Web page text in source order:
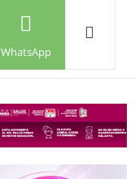
WhatsApp